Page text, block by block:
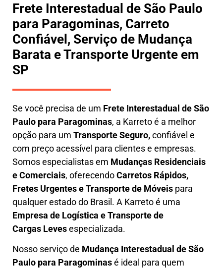
Frete Interestadual de São Paulo
para Paragominas, Carreto
Confiável, Serviço de Mudança
Barata e Transporte Urgente em
SP
Se você precisa de um Frete Interestadual de São
Paulo para Paragominas, a Karreto é a melhor
opção para um Transporte Seguro,confiável e
com preço acessível para clientes e empresas.
Somos especialistas em Mudanças Residenciais
e Comerciais, oferecendoCarretos Rápidos,
Fretes Urgentes e Transporte de Móveis para
qualquer estado do Brasil. A Karretoé uma
Empresa de Logística e Transporte de
Cargas Levesespecializada.
Nosso serviço de Mudança Interestadual de São
Paulo para Paragominasé ideal para quem